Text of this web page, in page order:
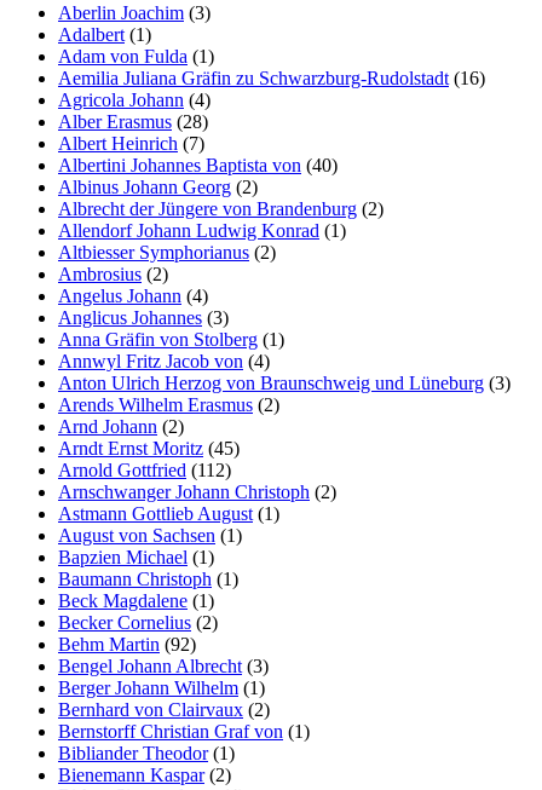
Aberlin Joachim (3)
Adalbert (1)
Adam von Fulda (1)
Aemilia Juliana Gräfin zu Schwarzburg-Rudolstadt (16)
Agricola Johann (4)
Alber Erasmus (28)
Albert Heinrich (7)
Albertini Johannes Baptista von (40)
Albinus Johann Georg (2)
Albrecht der Jüngere von Brandenburg (2)
Allendorf Johann Ludwig Konrad (1)
Altbiesser Symphorianus (2)
Ambrosius (2)
Angelus Johann (4)
Anglicus Johannes (3)
Anna Gräfin von Stolberg (1)
Annwyl Fritz Jacob von (4)
Anton Ulrich Herzog von Braunschweig und Lüneburg (3)
Arends Wilhelm Erasmus (2)
Arnd Johann (2)
Arndt Ernst Moritz (45)
Arnold Gottfried (112)
Arnschwanger Johann Christoph (2)
Astmann Gottlieb August (1)
August von Sachsen (1)
Bapzien Michael (1)
Baumann Christoph (1)
Beck Magdalene (1)
Becker Cornelius (2)
Behm Martin (92)
Bengel Johann Albrecht (3)
Berger Johann Wilhelm (1)
Bernhard von Clairvaux (2)
Bernstorff Christian Graf von (1)
Bibliander Theodor(1)
Bienemann Kaspar(2)
Erfahrung
Damit unsere
Website
während
Ihres Besuchs
so gut wie
möglich
funktioniert.
Wenn Sie
diese Cookies
ablehnen,
verschwinden
einige
Funktionen
von der
Website.
Marketing
Indem Sie uns Ihre
Interessen und Ihr
Verhalten beim
Besuch unserer
Website mitteilen,
erhöhen Sie die
Wahrscheinlichkeit,
personalisierte
Inhalte und
Angebote zu sehen.